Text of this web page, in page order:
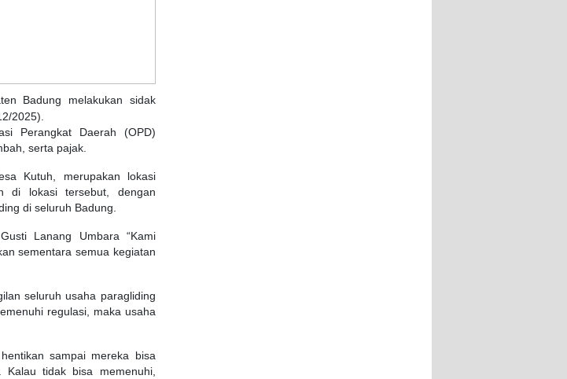
Badung melakukan sidak
2025).
Perangkat Daerah (OPD)
serta pajak.
Kutuh, merupakan lokasi
di lokasi tersebut, dengan
di seluruh Badung.
Lanang Umbara “Kami
sementara semua kegiatan
seluruh usaha paragliding
regulasi, maka usaha
sampai mereka bisa
Kalau tidak bisa memenuhi,